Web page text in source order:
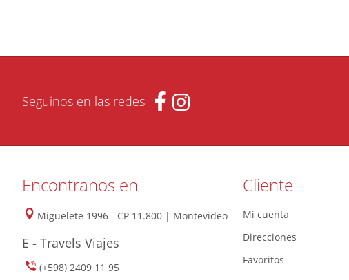
Seguinos en las redes
Encontranos en
Miguelete 1996 - CP 11.800 | Montevideo
E - Travels Viajes
(+598) 2409 11 95
Cliente
Mi cuenta
Direcciones
Favoritos